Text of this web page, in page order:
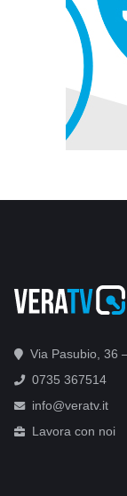
Via Pasubio, 36
0735 367514
info@veratv.it
Lavora con noi